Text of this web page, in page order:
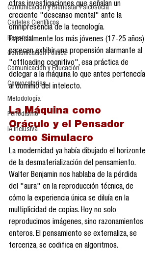
Comunicación y Bienestar Psicosocia
Carteles Científicos
Reseñas
Comunicación Política
Comunicación y Educación
Convocatorias
Metodología
Periodismo
IA Inclusiva
otras investigaciones que señalan un
creciente "descanso mental" ante la
omnipresencia de la tecnología.
Especialmente los más jóvenes (17-25 años)
parecen exhibir una propensión alarmante al
"offloading cognitivo", esa práctica de
delegar a la máquina lo que antes pertenecía
al dominio del intelecto.
La Máquina como
Oráculo y el Pensador
como Simulacro
La modernidad ya había dibujado el horizonte
de la desmaterialización del pensamiento.
Walter Benjamin nos hablaba de la pérdida
del "aura" en la reproducción técnica, de
cómo la experiencia única se diluía en la
multiplicidad de copias. Hoy no solo
reproducimos imágenes, sino razonamientos
enteros. El pensamiento se externaliza, se
terceriza, se codifica en algoritmos.